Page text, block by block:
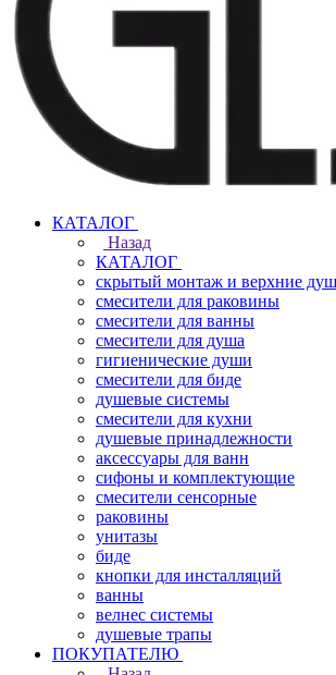
КАТАЛОГ
Назад
КАТАЛОГ
скрытый монтаж и верхние
смесители для раковины
смесители для ванны
смесители для душа
гигиенические души
смесители для биде
душевые системы
смесители для кухни
душевые принадлежности
аксессуары для ванн
сифоны и комплектующие
смесители сенсорные
раковины
унитазы
биде
кнопки для инсталляций
ванны
велнес системы
душевые трапы
ПОКУПАТЕЛЮ